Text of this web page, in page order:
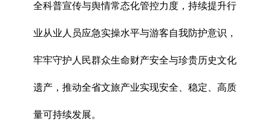
全科普宣传与舆情常态化管控力度，持续提升行
业从业人员应急实操水平与游客自我防护意识，
牢牢守护人民群众生命财产安全与珍贵历史文化
遗产，推动全省文旅产业实现安全、稳定、高质
量可持续发展。